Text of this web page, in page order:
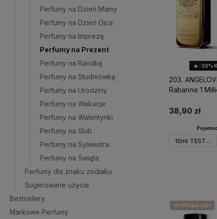
Perfumy na Dzień Mamy
Perfumy na Dzień Ojca
Perfumy na Imprezę
Perfumy na Prezent
Perfumy na Randkę
Perfumy na Studniówkę
Perfumy na Urodziny
Perfumy na Wakacje
Perfumy na Walentynki
Perfumy na Ślub
Perfumy na Sylwestra
Perfumy na Święta
Perfumy dla znaku zodiaku
Sugerowane użycie
Bestsellery
Markowe Perfumy
🔥 -20%
203.
Rabanne 1
38,90 zł
10ml TESTER
WYSYŁKA 24H
WYSYŁKA 24H
WYSYŁKA 24H
WYSYŁKA 24H